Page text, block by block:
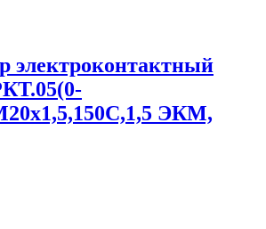
электроконтактный
ЭКМ,